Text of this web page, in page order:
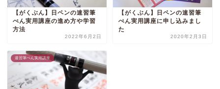
【がくぶん】日ペンの速習筆
ぺん実用講座の進め方や学習
方法
2022年6月2日
【がくぶん】日ペンの速習筆
ぺん実用講座に申し込みまし
た
2020年2月3日
速習筆ぺん実用講座